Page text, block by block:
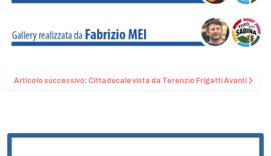
Articolo successivo: Cittaducale vista da Terenzio FrigattiAvanti